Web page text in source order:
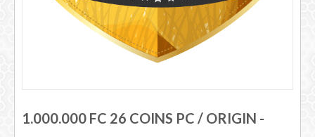
1.000.000 FC 26 COINS PC / ORIGIN -